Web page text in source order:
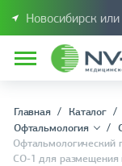
Новосибирск
Главная Каталог
Офтальмология
Офтальмологический
СО-1 для